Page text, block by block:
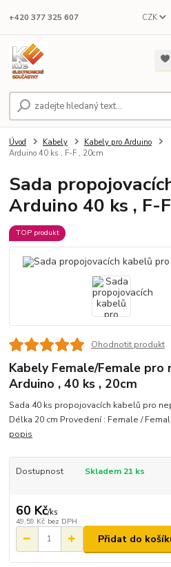
CZK
+420 377 325 607
Úvod Kabely Kabely pro Arduino
Arduino 40 ks , F-F , 20cm
Sada
Arduino 40 ks , F-
TOP produkt
Ohodnotit produkt
Kabely Female/Female pro
Arduino , 40 ks , 20cm
Sada 40 ks propojovacích kabelů pro
Délka 20 cm Provedení : Female /
popis
Dostupnost Skladem 21 ks
60 Kč/ks
49,59 Kč bez DPH
Přidat do